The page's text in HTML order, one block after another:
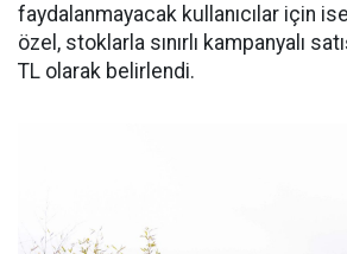
faydalanmayacak kullanıcılar için
özel, stoklarla sınırlı kampanyalı
TL olarak belirlendi.